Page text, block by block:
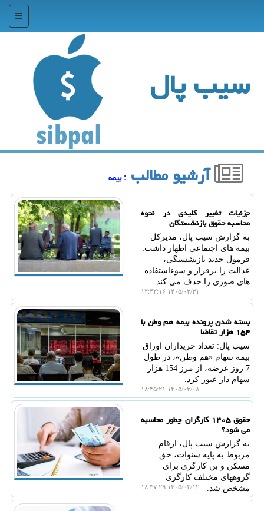
منو
سیب پال
آرشیو مطالب : بیمه
جزئیات تغییر کلیدی در نحوه
محاسبه حقوق بازنشستگان
به گزارش سیب پال، مدیرکل
بیمه های اجتماعی اظهار داشت:
فرمول جدید بازنشستگی،
عدالت را برقرار و سوءاستفاده
های صوری را حذف می کند.
۱۴۰۵/۰۳/۳۱ ۱۲:۴۲:۱۶
بسته شدن پرونده بیمه هم وطن با
۱۵۴ هزار تقاضا
سیب پال: تعداد خریداران اوراق
بیمه سهام «هم وطن»، در طول
7 روز عرضه، از مرز 154 هزار
سهام دار عبور کرد.
۱۴۰۵/۰۳/۰۸ ۱۸:۴۵:۲۱
حقوق ۱۴۰۵ کارگران چطور محاسبه
می شود؟
به گزارش سیب پال، ارقام
مربوط به پایه سنوات، حق
مسکن و بن کارگری برای
گروههای مختلف کارگری
مشخص شد.
۱۴۰۵/۰۲/۱۲ ۱۸:۴۷:۲۹